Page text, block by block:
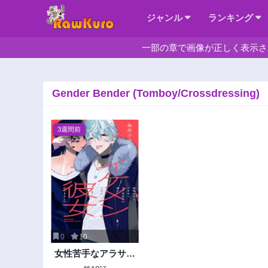
ジャンル ランキング
一部の章で画像が正しく表示
Gender Bender (Tomboy/Crossdressing)
3週間前
0 10
女性苦手なアラサー
モブ社会人の俺にイ